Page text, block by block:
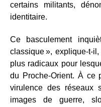
certains militants,
identitaire.
Ce basculement
classique »,
plus radicaux pour
du Proche‑Orient. À ce
virulence des réseaux
images de guerre,